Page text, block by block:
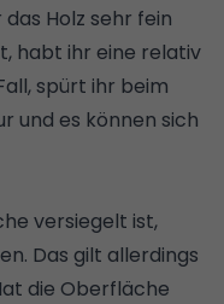
Holz sehr fein
habt ihr eine relativ
spürt ihr beim
und es können sich
versiegelt ist,
Das gilt allerdings
die Oberfläche